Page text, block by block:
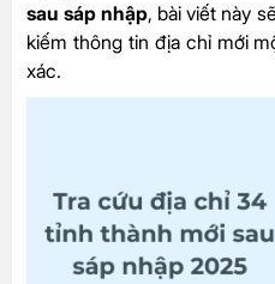
sau sáp nhập, bài viết này
kiếm thông tin địa chỉ mới
xác.